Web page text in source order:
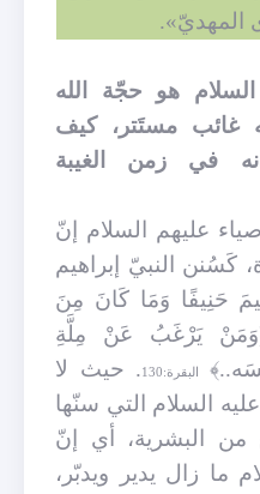
المهديّ».
هو حجّة الله
غائب مستَتر، كيف
في زمن الغيبة
عليهم السلام إنّ
كَسُنن النبيّ إبراهيم
حَنِيفًا وَمَا كَانَ مِنَ
يَرْغَبُ عَنْ مِلَّةِ
البقرة:130
. حيث لا
السلام التي سنّها
البشرية، أي إنّ
ما زال يدير ويدبّر،